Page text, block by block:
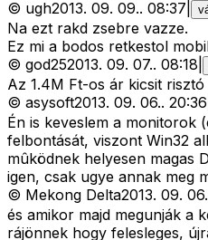
© ugh2013. 09. 09.. 08:37
Na ezt rakd zsebre vazze.
Ez mi a bodos retkestol
© god252013. 09. 07.. 08:18
Az 1.4M Ft-os ár kicsit risztó
© asysoft2013. 09. 06.. 20:36
Én is keveslem a monitorok
felbontását, viszont Win32
mûködnek helyesen magas
igen, csak ugye annak meg
© Mekong Delta2013. 09. 06.
és amikor majd megunják a
rájönnek hogy felesleges,